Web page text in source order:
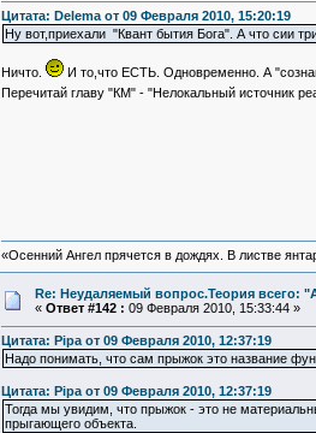
Цитата: Delema от 09 Февраля 2010, 15:20:19
Ну вот,приехали "Квант бытия Бога". А что сии
Ничто.
И то,что ЕСТЬ. Одновременно. А
Перечитай главу "КМ" - "Нелокальный источник
«Осенний Ангел прячется в дождях. В листве
Re: Неудаляемый вопрос.Теория всего:
« Ответ #142 : 09 Февраля 2010, 15:33:44 »
Цитата: Pipa от 09 Февраля 2010, 12:37:19
Надо понимать, что сам прыжок это название
Цитата: Pipa от 09 Февраля 2010, 12:37:19
Тогда мы увидим, что прыжок - это не
прыгающего объекта.